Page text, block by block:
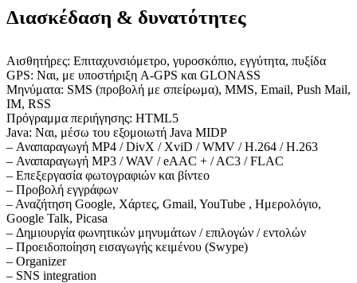
Διασκέδαση & δυνατότητες
Αισθητήρες: Επιταχυνσιόμετρο, γυροσκόπιο, εγγύτητα, πυξίδα
GPS: Ναι, με υποστήριξη A-GPS και GLONASS
Μηνύματα: SMS (προβολή με σπείρωμα), MMS, Email, Push Mail,
IM, RSS
Πρόγραμμα περιήγησης: HTML5
Java: Ναι, μέσω του εξομοιωτή Java MIDP
– Αναπαραγωγή MP4 / DivX / XviD / WMV / H.264 / H.263
– Αναπαραγωγή MP3 / WAV / eAAC + / AC3 / FLAC
– Επεξεργασία φωτογραφιών και βίντεο
– Προβολή εγγράφων
– Αναζήτηση Google, Χάρτες, Gmail, YouTube , Ημερολόγιο,
Google Talk, Picasa
– Δημιουργία φωνητικών μηνυμάτων / επιλογών / εντολών
– Προειδοποίηση εισαγωγής κειμένου (Swype)
– Organizer
– SNS integration